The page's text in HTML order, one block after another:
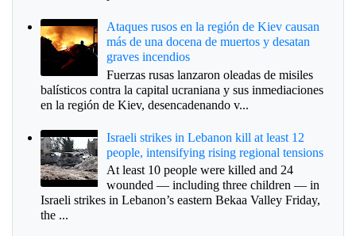
Ataques rusos en la región de Kiev causan
más de una docena de muertos y desatan
graves incendios
Fuerzas rusas lanzaron oleadas de misiles
balísticos contra la capital ucraniana y sus inmediaciones
en la región de Kiev, desencadenando v...
Israeli strikes in Lebanon kill at least 12
people, intensifying rising regional tensions
At least 10 people were killed and 24
wounded — including three children — in
Israeli strikes in Lebanon’s eastern Bekaa Valley Friday,
the ...